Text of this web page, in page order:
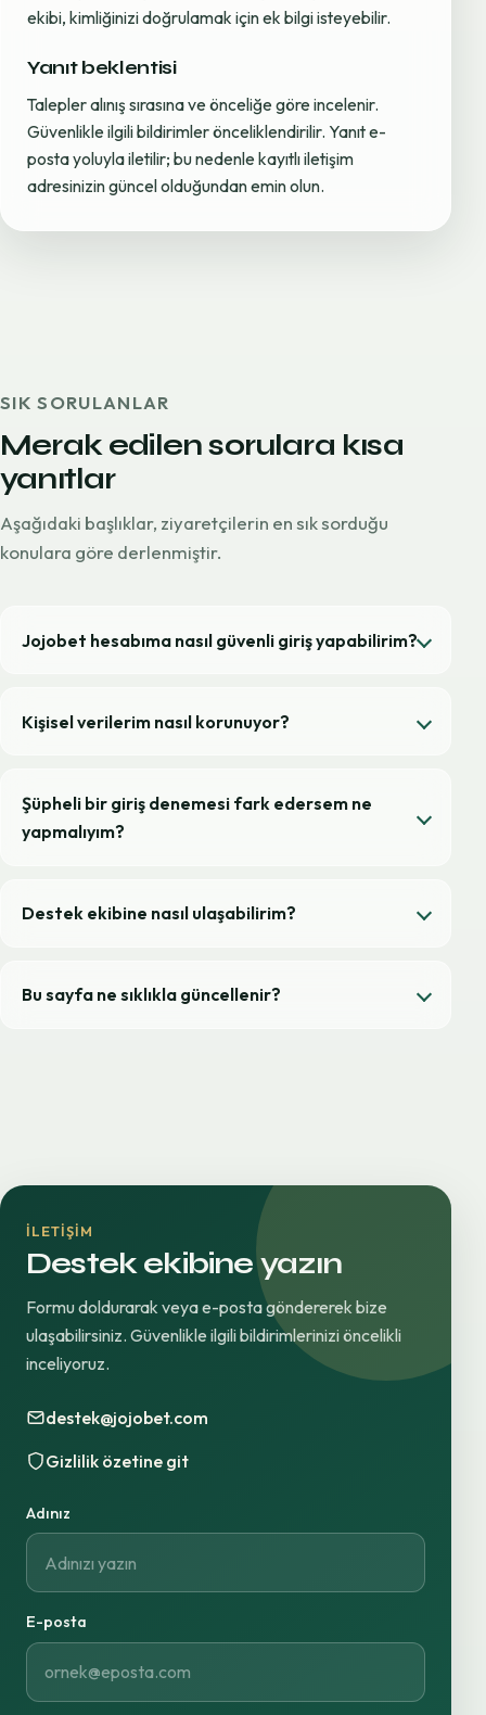
ekibi, kimliğinizi doğrulamak için ek bilgi isteyebilir.
Yanıt beklentisi
Talepler alınış sırasına ve önceliğe göre incelenir.
Güvenlikle ilgili bildirimler önceliklendirilir. Yanıt e-
posta yoluyla iletilir; bu nedenle kayıtlı iletişim
adresinizin güncel olduğundan emin olun.
SIK SORULANLAR
Merak edilen sorulara kısa
yanıtlar
Aşağıdaki başlıklar, ziyaretçilerin en sık sorduğu
konulara göre derlenmiştir.
Jojobet hesabıma nasıl güvenli giriş yapabilirim?
Kişisel verilerim nasıl korunuyor?
Şüpheli bir giriş denemesi fark edersem ne
yapmalıyım?
Destek ekibine nasıl ulaşabilirim?
Bu sayfa ne sıklıkla güncellenir?
İLETIŞIM
Destek ekibine yazın
Formu doldurarak veya e-posta göndererek bize
ulaşabilirsiniz. Güvenlikle ilgili bildirimlerinizi öncelikli
inceliyoruz.
destek@jojobet.com
Gizlilik özetine git
Adınız
E-posta